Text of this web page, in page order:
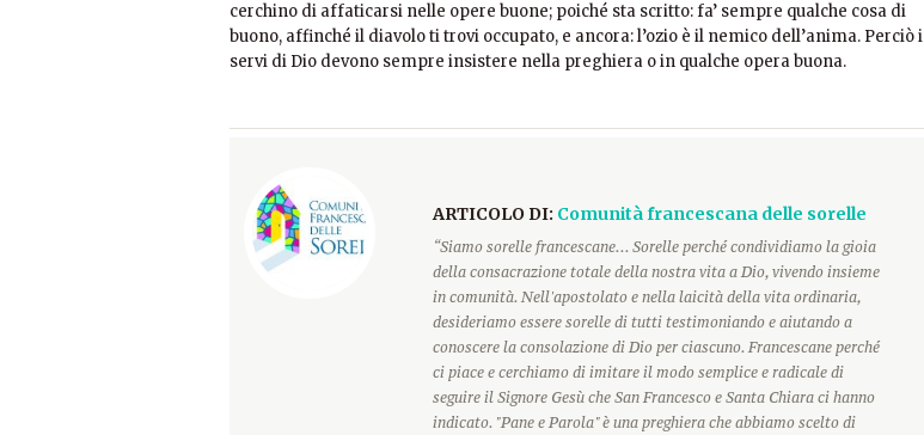
cerchino di affaticarsi nelle opere buone; poiché sta scritto: fa’ sempre qualche cosa di
buono, affinché il diavolo ti trovi occupato, e ancora: l’ozio è il nemico dell’anima. Perciò i
servi di Dio devono sempre insistere nella preghiera o in qualche opera buona.
ARTICOLO DI: Comunità francescana delle sorelle
“Siamo sorelle francescane... Sorelle perché condividiamo la gioia
della consacrazione totale della nostra vita a Dio, vivendo insieme
in comunità. Nell'apostolato e nella laicità della vita ordinaria,
desideriamo essere sorelle di tutti testimoniando e aiutando a
conoscere la consolazione di Dio per ciascuno. Francescane perché
ci piace e cerchiamo di imitare il modo semplice e radicale di
seguire il Signore Gesù che San Francesco e Santa Chiara ci hanno
indicato. "Pane e Parola" è una preghiera che abbiamo scelto di